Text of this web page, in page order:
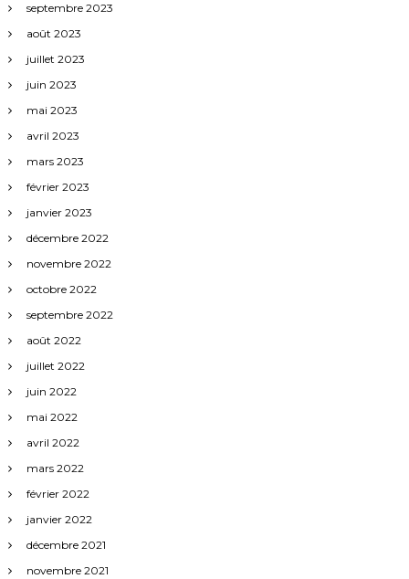
septembre 2023
août 2023
juillet 2023
juin 2023
mai 2023
avril 2023
mars 2023
février 2023
janvier 2023
décembre 2022
novembre 2022
octobre 2022
septembre 2022
août 2022
juillet 2022
juin 2022
mai 2022
avril 2022
mars 2022
février 2022
janvier 2022
décembre 2021
novembre 2021